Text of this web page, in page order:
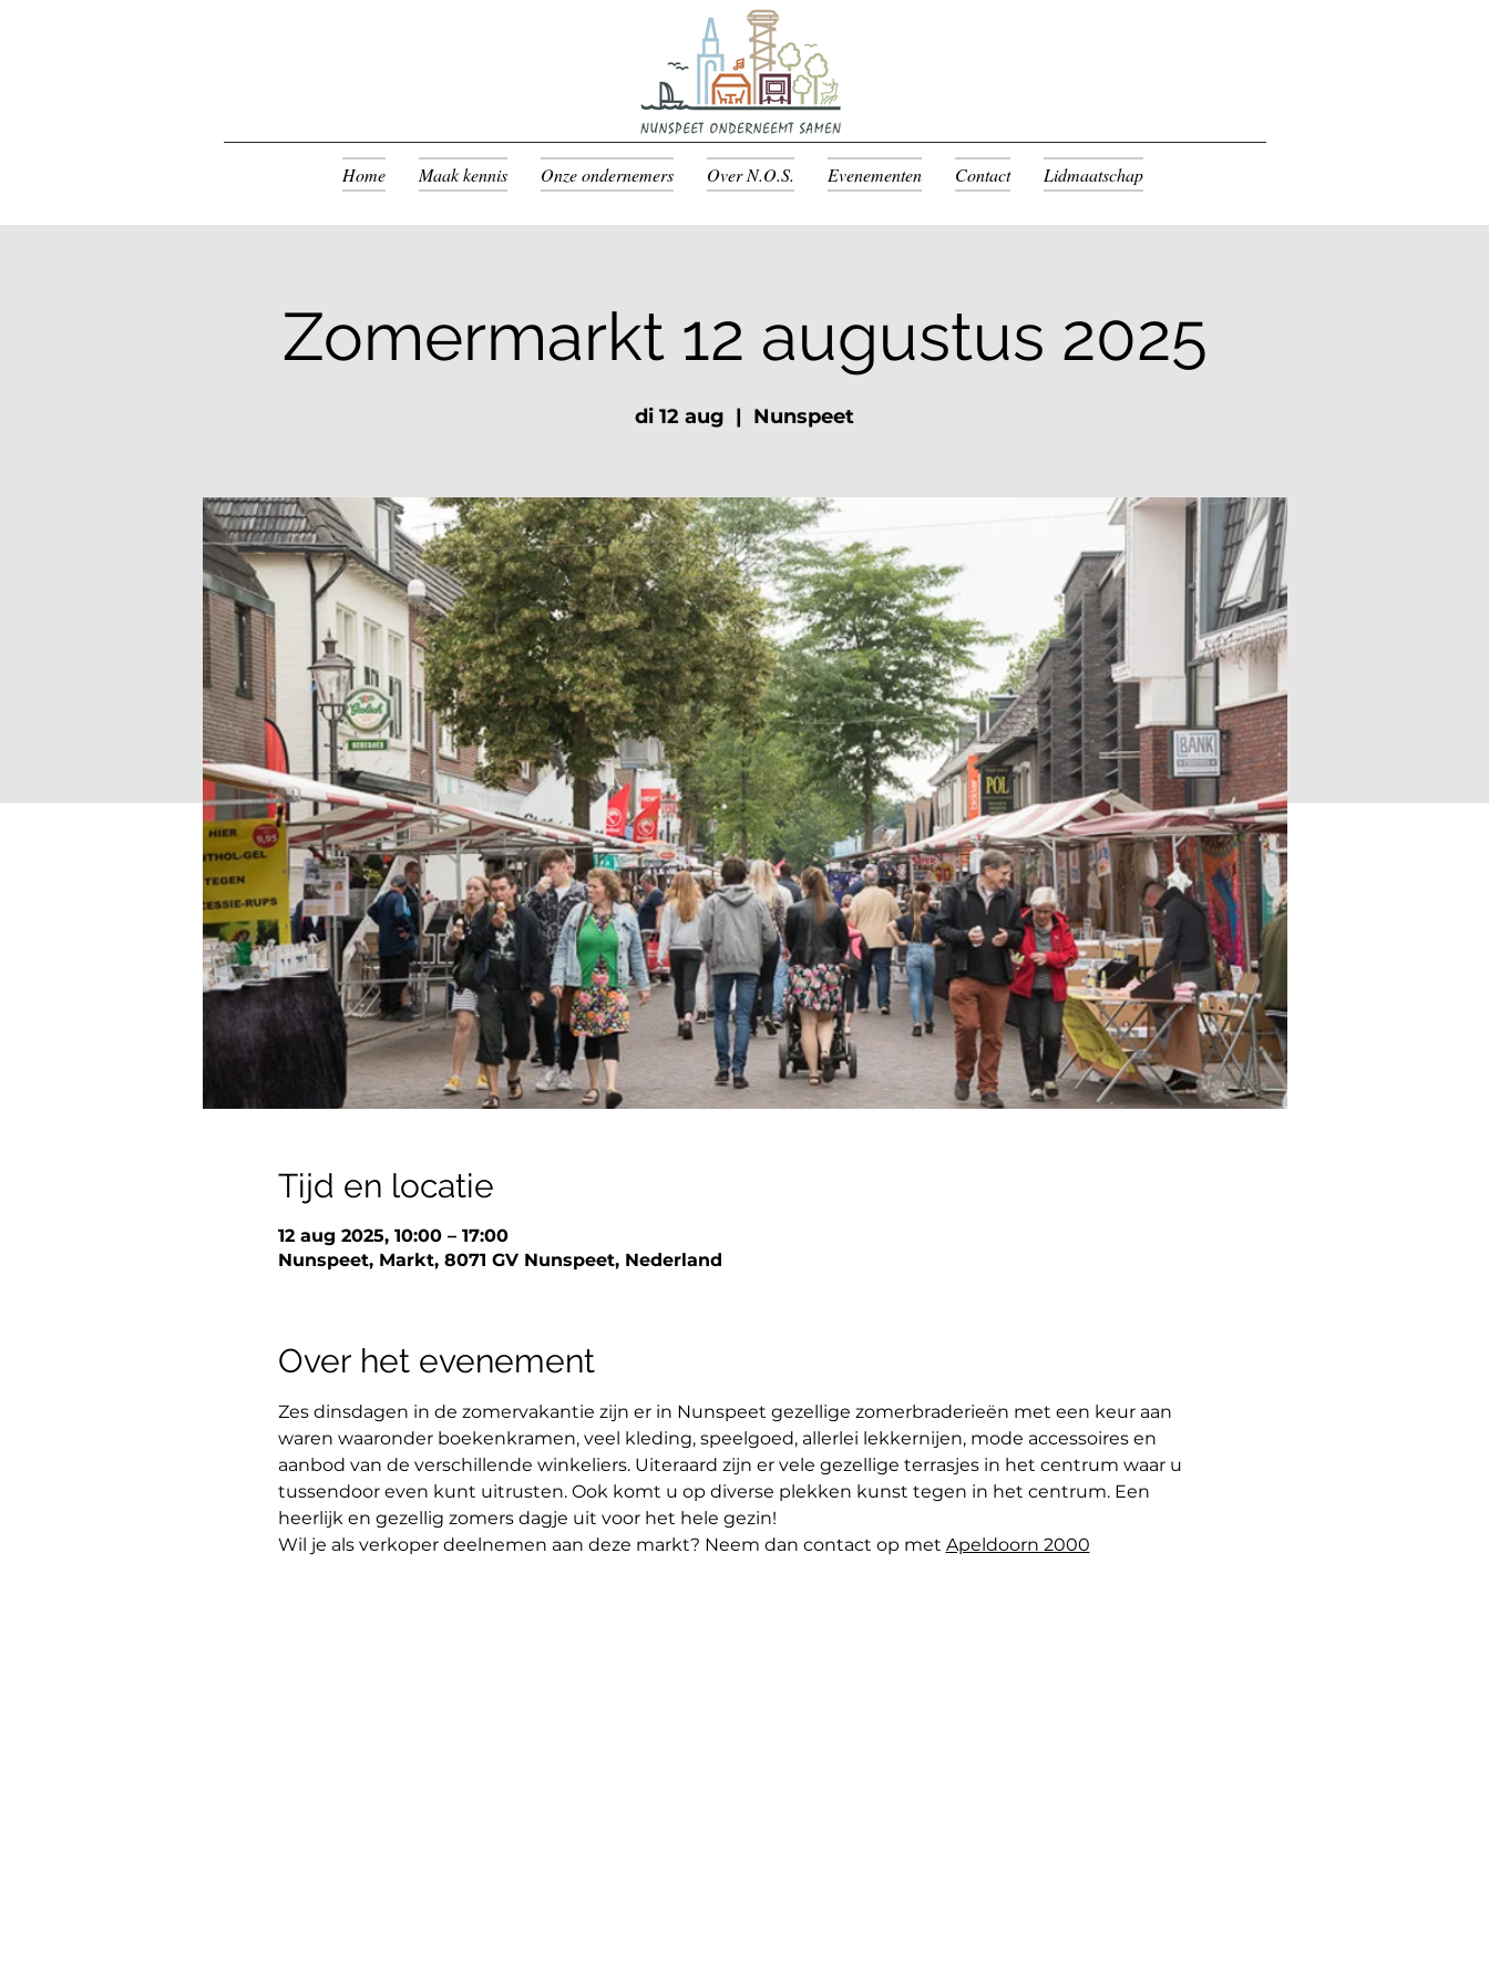
Home Maak kennis Onze ondernemers Over N.O.S. Evenementen Contact Lidmaatschap
Zomermarkt 12 augustus 2025
di 12 aug
  |
Nunspeet
Tijd en locatie
12 aug 2025, 10:00 – 17:00
Nunspeet, Markt, 8071 GV Nunspeet, Nederland
Over het evenement
Zes dinsdagen in de zomervakantie zijn er in Nunspeet gezellige zomerbraderieën met een keur aan
waren waaronder boekenkramen, veel kleding, speelgoed, allerlei lekkernijen, mode accessoires en
aanbod van de verschillende winkeliers. Uiteraard zijn er vele gezellige terrasjes in het centrum waar u
tussendoor even kunt uitrusten. Ook komt u op diverse plekken kunst tegen in het centrum. Een
heerlijk en gezellig zomers dagje uit voor het hele gezin!
Wil je als verkoper deelnemen aan deze markt? Neem dan contact op met Apeldoorn 2000